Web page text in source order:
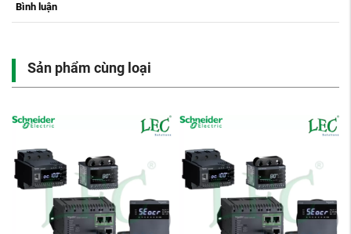
Bình luận
Sản phẩm cùng loại